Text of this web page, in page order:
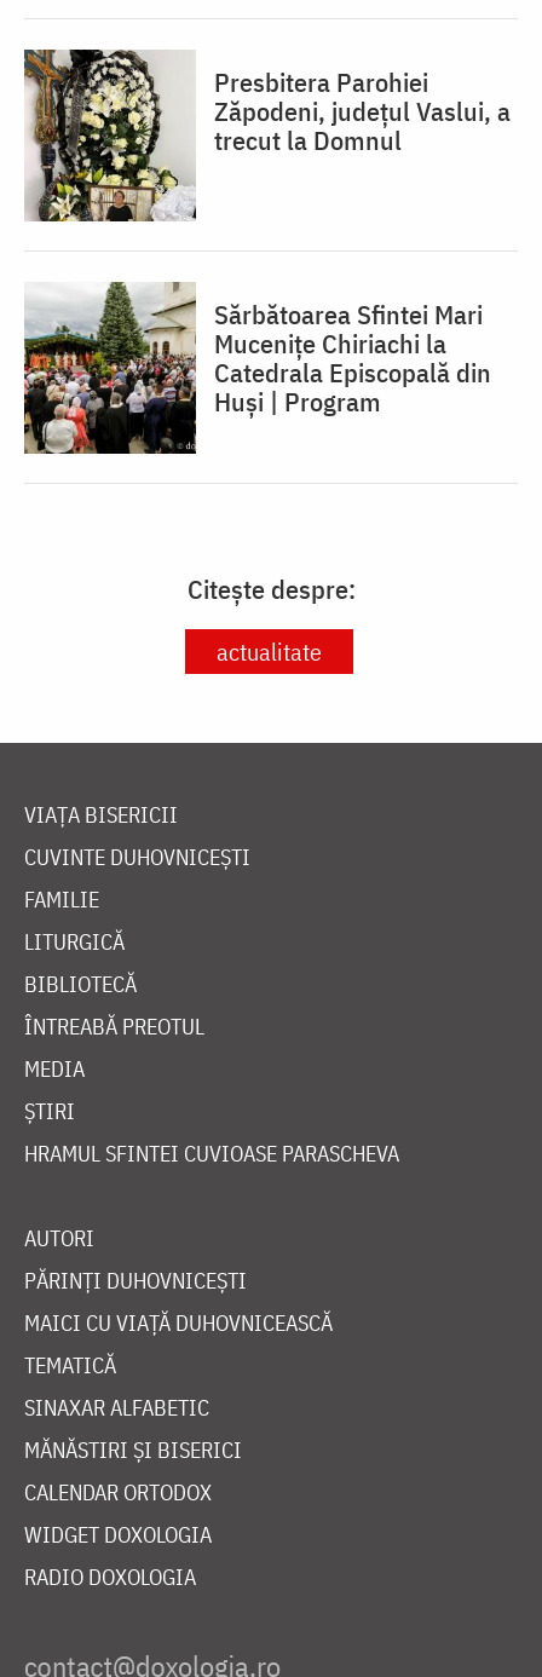
Presbitera Parohiei
Zăpodeni, județul Vaslui, a
trecut la Domnul
Sărbătoarea Sfintei Mari
Mucenițe Chiriachi la
Catedrala Episcopală din
Huși | Program
Citește despre:
actualitate
VIAȚA BISERICII
CUVINTE DUHOVNICEȘTI
FAMILIE
LITURGICĂ
BIBLIOTECĂ
ÎNTREABĂ PREOTUL
MEDIA
ȘTIRI
HRAMUL SFINTEI CUVIOASE PARASCHEVA
AUTORI
PĂRINȚI DUHOVNICEȘTI
MAICI CU VIAȚĂ DUHOVNICEASCĂ
TEMATICĂ
SINAXAR ALFABETIC
MĂNĂSTIRI ȘI BISERICI
CALENDAR ORTODOX
WIDGET DOXOLOGIA
RADIO DOXOLOGIA